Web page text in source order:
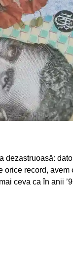
dezastruoasă:
orice record, avem
ceva ca în anii